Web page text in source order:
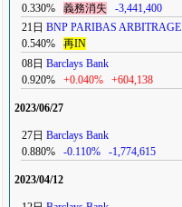
0.330%
義務消失 -3,441,400
21日 BNP PARIBAS ARBITRAGE
0.540%
再IN
08日 Barclays Bank
0.920%
+0.040% +604,138
2023/06/27
27日 Barclays Bank
0.880%
-0.110% -1,774,615
2023/04/12